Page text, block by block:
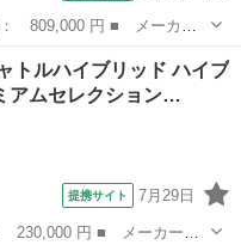
ブリッド ■ グレード
タイヤ／社外 ＳＤナビ／
トルハイブリッド ハイブ
アムセレクション…
提携サイト 7月29日